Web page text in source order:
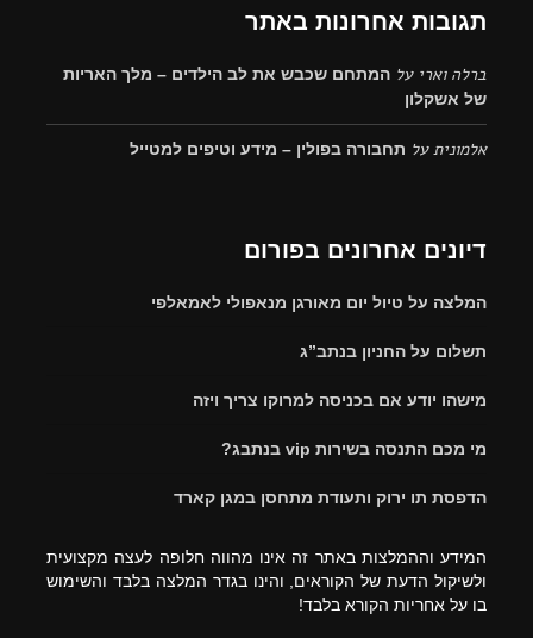
תגובות אחרונות באתר
ברלה וארי על המתחם שכבש את לב הילדים – מלך האריות
של אשקלון
אלמוניתעל תחבורה בפולין – מידע וטיפים למטייל
דיונים אחרונים בפורום
המלצה על טיול יום מאורגן מנאפולי לאמאלפי
תשלום על החניון בנתב”ג
מישהו יודע אם בכניסה למרוקו צריך ויזה
מי מכם התנסה בשירות vip בנתבג?
הדפסת תו ירוק ותעודת מתחסן במגן קארד
המידע וההמלצות באתר זה אינו מהווה חלופה לעצה מקצועית
ולשיקול הדעת של הקוראים, והינו בגדר המלצה בלבד והשימוש
בו על אחריות הקורא בלבד!